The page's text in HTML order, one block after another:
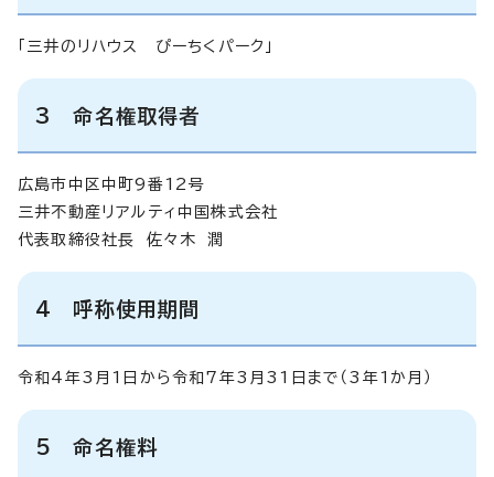
「三井のリハウス ぴーちくパーク」
3 命名権取得者
広島市中区中町9番12号
三井不動産リアルティ中国株式会社
代表取締役社長 佐々木 潤
4 呼称使用期間
令和4年3月1日から令和7年3月31日まで（3年1か月）
5 命名権料